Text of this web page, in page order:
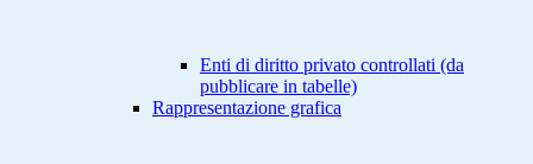
Enti di diritto privato controllati (da
pubblicare in tabelle)
Rappresentazione grafica